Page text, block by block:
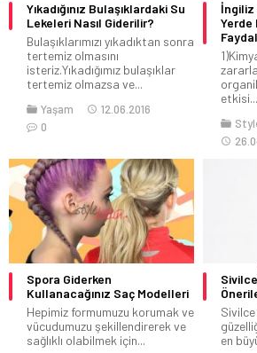
Yıkadığınız Bulaşıklardaki Su
Lekeleri Nasıl Giderilir?
Bulaşıklarımızı yıkadıktan sonra
tertemiz olmasını
isteriz.Yıkadığımız bulaşıklar
tertemiz olmazsa ve...
Yaşam
12.06.2016
0
İngiliz
Yerde
etkisi...
Spora Giderken
Kullanacağınız Saç Modelleri
Hepimiz formumuzu korumak ve
vücudumuzu şekillendirerek ve
sağlıklı olabilmek için...
en